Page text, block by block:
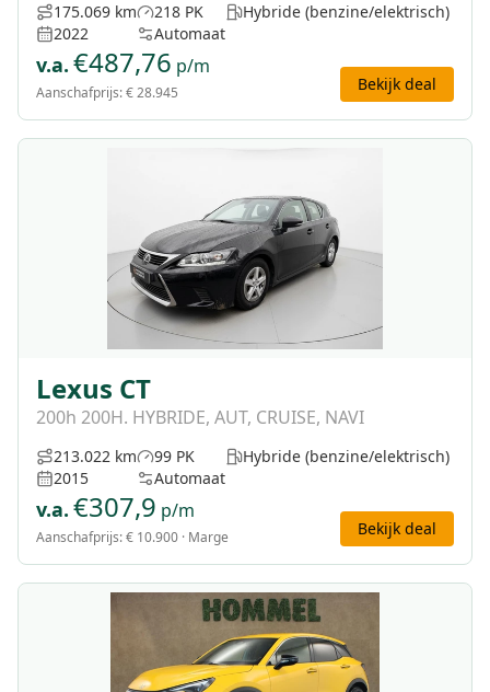
175.069 km
2022
218 PK
Automaat
Hybride (benzine/elektrisch)
v.a. €487,76 p/m
Aanschafprijs:€ 28.945 Bekijk deal
Lexus CT
200h 200H. HYBRIDE, AUT, CRUISE, NAVI
213.022 km
2015
99 PK
Automaat
Hybride (benzine/elektrisch)
v.a. €307,9 p/m
Aanschafprijs:€ 10.900 · Marge Bekijk deal